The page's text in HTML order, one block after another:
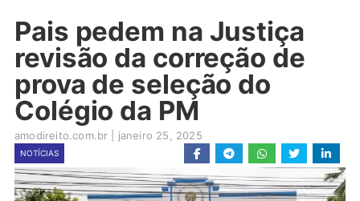
Pais pedem na Justiça
revisão da correção de
prova de seleção do
Colégio da PM
amodireito.com.br janeiro 25, 2025
NOTÍCIAS